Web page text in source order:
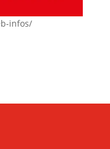
infos/